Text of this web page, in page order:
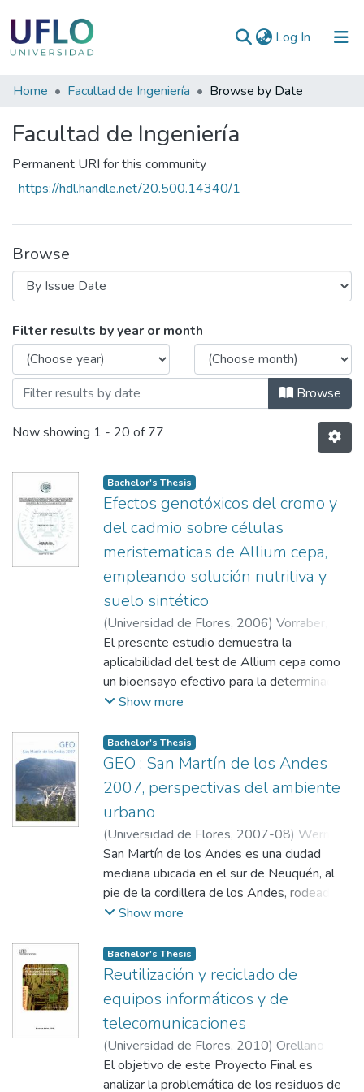
Log In (current)
Communities
Collections
All of RIUFLO
Home Facultad de Ingeniería Browse by Date
Facultad de Ingeniería
Permanent URI for this community
https://hdl.handle.net/20.500.14340/1
Browse
Browsing Facultad de Ingeniería by
Filter results by year or month
Browse
Now showing 1 - 20 of 77
Bachelor's Thesis
Efectos genotóxicos del cromo y
del cadmio sobre células
meristematicas de Allium cepa,
empleando solución nutritiva y
suelo sintético
(Universidad de Flores, 2006) Vorraber,
Leslie Bárbara;Rodríguez, Patricia
El presente estudio demuestra la
aplicabilidad del test de Allium cepa como
un bioensayo efectivo para la determinación
de contaminación ambiental, aún variando
solución nutritiva.
Show more
Bachelor's Thesis
GEO : San Martín de los Andes
2007, perspectivas del ambiente
urbano
(Universidad de Flores, 2007-08) Werner,
Federico;Faggi, Ana
San Martín de los Andes es una ciudad
mediana ubicada en el sur de Neuquén, al
pie de la cordillera de los Andes, rodeada
de lagos montañas y bosques, y es la sede
economía está orientada principalmente
hacia el sector turístico. La ciudad ha crecido
exponencialmente a lo largo del último
siglo, tanto en su población como en el
espacio ocupado. Asimismo, han cambiado
los modelos de desarrollo y de apropiación
o utilización de los recursos naturales.
Actualmente la expansión de la ciudad
Show more
Bachelor's Thesis
Reutilización y reciclado de
equipos informáticos y de
telecomunicaciones
(Universidad de Flores, 2010) Orellano
Peinado, Federico;Nieto, Fabián
El objetivo de este Proyecto Final es
analizar la problemática de los residuos de